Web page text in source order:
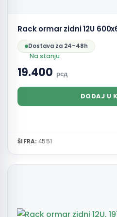
Rack ormar zidni 12U
Dostava za 24–48h
Na stanju
19.400 рсд
DODAJ U
ŠIFRA: 4551